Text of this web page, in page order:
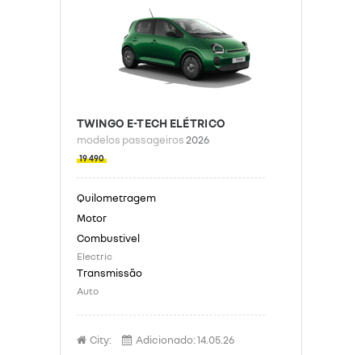
TWINGO E-TECH ELÉTRICO
modelos passageiros2026
19 490
Electric
Auto
City: Adicionado:14.05.26